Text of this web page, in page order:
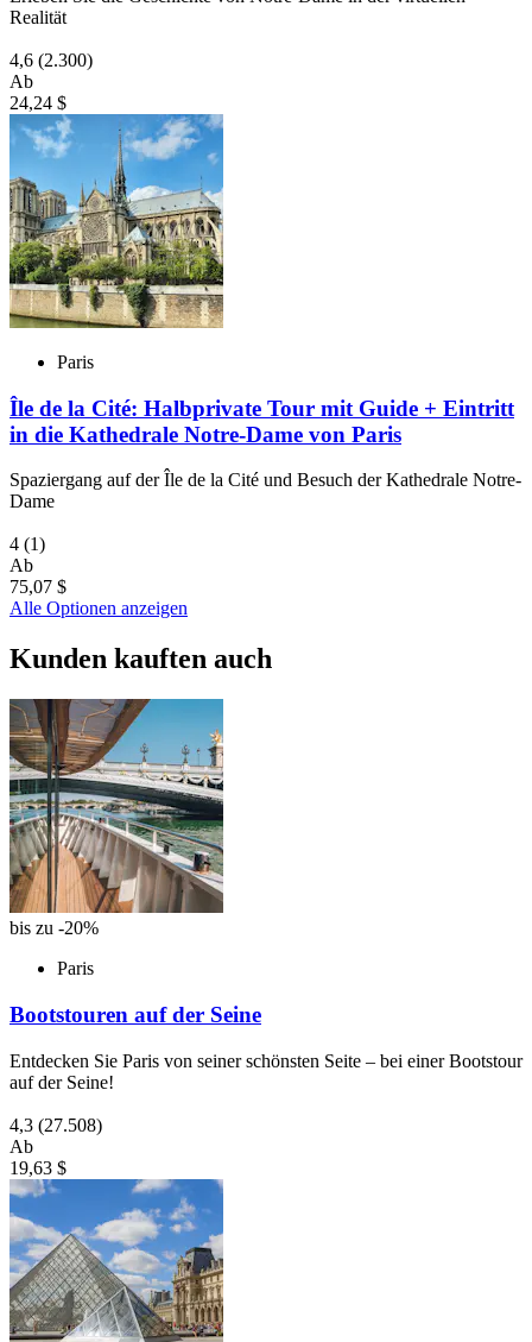
Realität
4,6 (2.300)
Ab
24,24 $
Paris
Île de la Cité: Halbprivate Tour mit Guide + Eintritt
in die Kathedrale Notre-Dame von Paris
Spaziergang auf der Île de la Cité und Besuch der Kathedrale Notre-
Dame
4 (1)
Ab
75,07 $
Alle Optionen anzeigen
Kunden kauften auch
bis zu -20%
Paris
Bootstouren auf der Seine
Entdecken Sie Paris von seiner schönsten Seite – bei einer Bootstour
auf der Seine!
4,3 (27.508)
Ab
19,63 $